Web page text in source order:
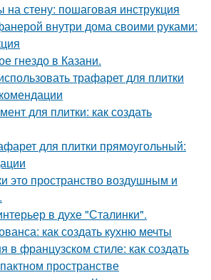
стену: пошаговая инструкция
внутри дома своими руками:
гнездо в Казани.
трафарет для плитки
для плитки: как создать
для плитки прямоугольный:
это пространство воздушным и
в духе "Сталинки".
как создать кухню мечты
в французском стиле: как создать
пространстве